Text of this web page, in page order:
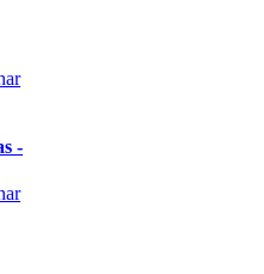
-